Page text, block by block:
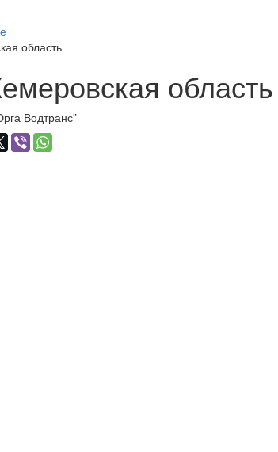
область
область
Водтранс”